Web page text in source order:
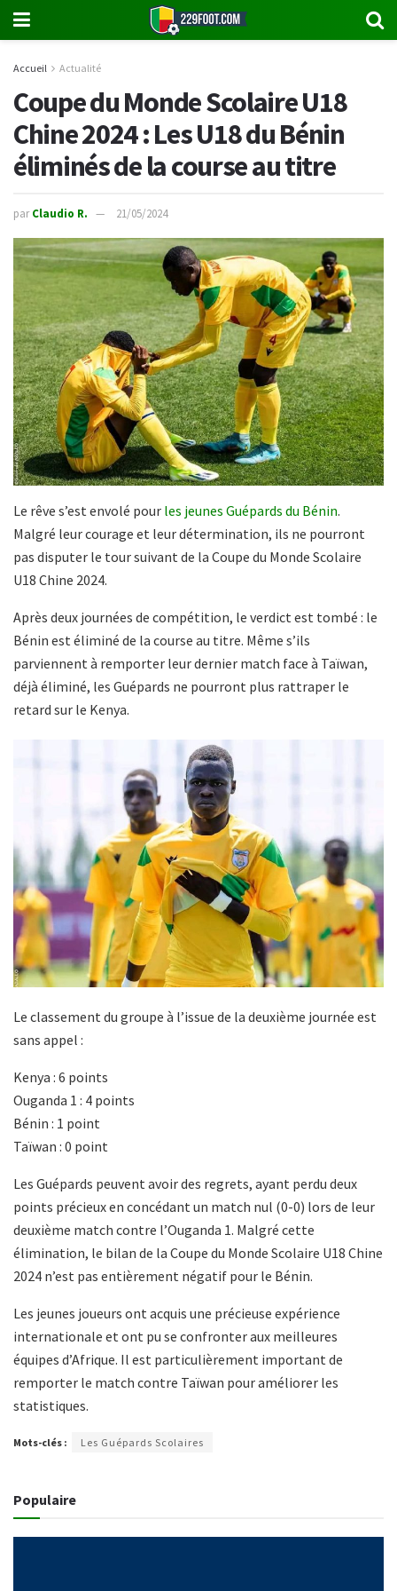
Accueil Actualité
Coupe du Monde Scolaire U18
Chine 2024 : Les U18 du Bénin
éliminés de la course au titre
par Claudio R. 21/05/2024
Le rêve s’est envolé pour les jeunes Guépards du Bénin.
Malgré leur courage et leur détermination, ils ne pourront
pas disputer le tour suivant de la Coupe du Monde Scolaire
U18 Chine 2024.
Après deux journées de compétition, le verdict est tombé : le
Bénin est éliminé de la course au titre. Même s’ils
parviennent à remporter leur dernier match face à Taïwan,
déjà éliminé, les Guépards ne pourront plus rattraper le
retard sur le Kenya.
Le classement du groupe à l’issue de la deuxième journée est
sans appel :
Kenya : 6 points
Ouganda 1 : 4 points
Bénin : 1 point
Taïwan : 0 point
Les Guépards peuvent avoir des regrets, ayant perdu deux
points précieux en concédant un match nul (0-0) lors de leur
deuxième match contre l’Ouganda 1. Malgré cette
élimination, le bilan de la Coupe du Monde Scolaire U18 Chine
2024 n’est pas entièrement négatif pour le Bénin.
Les jeunes joueurs ont acquis une précieuse expérience
internationale et ont pu se confronter aux meilleures
équipes d’Afrique. Il est particulièrement important de
remporter le match contre Taïwan pour améliorer les
statistiques.
Mots-clés : Les Guépards Scolaires
Populaire